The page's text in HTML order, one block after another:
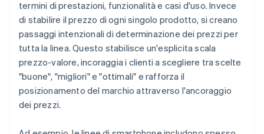
termini di prestazioni, funzionalità e casi d'uso. Invece
di stabilire il prezzo di ogni singolo prodotto, si creano
passaggi intenzionali di determinazione dei prezzi per
tutta la linea. Questo stabilisce un'esplicita scala
prezzo-valore, incoraggia i clienti a scegliere tra scelte
"buone", "migliori" e "ottimali" e rafforza il
posizionamento del marchio attraverso l'ancoraggio
dei prezzi.